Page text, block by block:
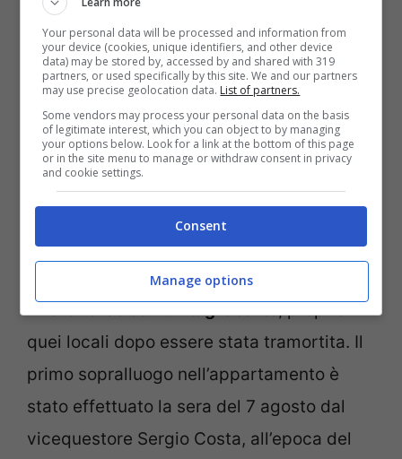
piena (ANSA FOTO) – Notizie.com
La giovane è statauccisa con 29 colpi,
inferti forse con un tagliacarte, proprio in
quei locali dopo essere stata tramortita. Il
primo sopralluogo nell’appartamento è
stato effettuato la sera del 7 agosto dal
vicequestore Sergio Costa, all’epoca del
Your personal data will be processed and information from
your device (cookies, unique identifiers, and other device
data) may be stored by, accessed by and shared with 319
partners, or used specifically by this site. We and our partners
may use precise geolocation data. List of partners.
Some vendors may process your personal data on the basis
of legitimate interest, which you can object to by managing
your options below. Look for a link at the bottom of this page
or in the site menu to manage or withdraw consent in privacy
and cookie settings.
Consent
Manage options